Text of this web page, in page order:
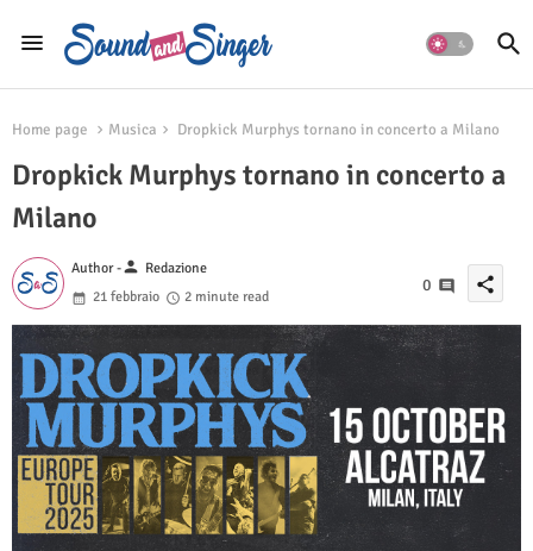
Home page Musica Dropkick Murphys tornano in concerto a Milano
Dropkick Murphys tornano in concerto a
Milano
Author -person Redazione
21 febbraio
2 minute read
0 share